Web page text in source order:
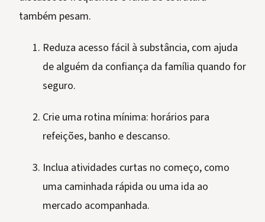
também pesam.
Reduza acesso fácil à substância, com ajuda
de alguém da confiança da família quando for
seguro.
Crie uma rotina mínima: horários para
refeições, banho e descanso.
Inclua atividades curtas no começo, como
uma caminhada rápida ou uma ida ao
mercado acompanhada.